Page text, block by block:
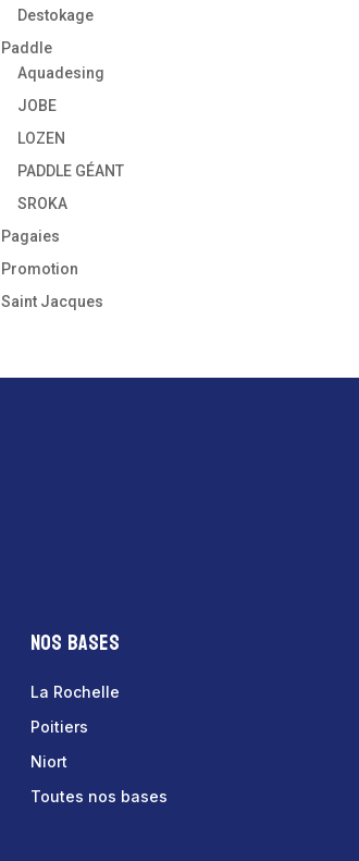
Destokage
Paddle
Aquadesing
JOBE
LOZEN
PADDLE GÉANT
SROKA
Pagaies
Promotion
Saint Jacques
Nos bases
La Rochelle
Poitiers
Niort
Toutes nos bases